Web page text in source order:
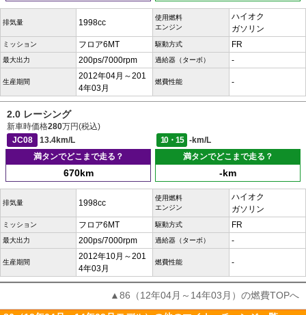
排気量 1998cc
使用燃料
エンジン
ハイオク
ガソリン
ミッション フロア6MT 駆動方式 FR
最大出力 200ps/7000rpm 過給器（ターボ） -
生産期間
2012年04月～201
4年03月
燃費性能 -
2.0 レーシング
新車時価格280万円(税込)
JC08
13.4km/L 10・15
-km/L
満タンでどこまで走る？
670km
満タンでどこまで走る？
-km
排気量 1998cc
使用燃料
エンジン
ハイオク
ガソリン
ミッション フロア6MT 駆動方式 FR
最大出力 200ps/7000rpm 過給器（ターボ） -
生産期間
2012年10月～201
4年03月
燃費性能 -
▲86（12年04月～14年03月）の燃費TOPへ